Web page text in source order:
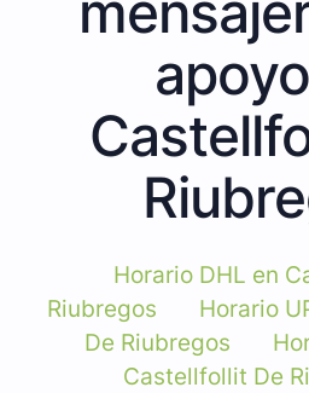
Horario DHL en
Riubregos
Horario
De Riubregos
Castellfollit De